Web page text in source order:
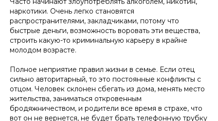
наркотики. Очень легко становятся
распространителями, закладчиками, потому что
быстрые деньги, возможность воровать эти вещества,
строить какую-то криминальную карьеру в крайне
молодом возрасте.
Полное неприятие правил жизни в семье. Если отец
сильно авторитарный, то это постоянные конфликты с
отцом. Человек склонен сбегать из дома, менять место
жительства, заниматься откровенным
бродяжничеством, и родители все время в страхе, что
вот он не вернется, не будет брать телефонную трубку